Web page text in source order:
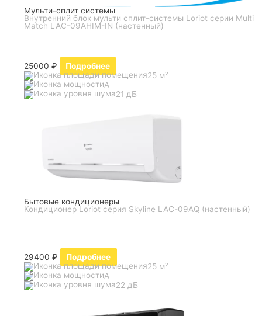
Мульти-сплит системы
Внутренний блок мульти сплит-системы Loriot серии Multi
Match LAC-09AHIM-IN (настенный)
25000₽
Подробнее
25 м²
A
21 дБ
Бытовые кондиционеры
Кондиционер Loriot серия Skyline LAC-09AQ (настенный)
29400₽
Подробнее
25 м²
A
22 дБ